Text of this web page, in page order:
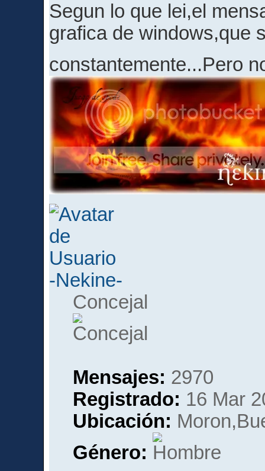
Segun lo que lei,el
grafica de windows,que
constantemente...Pero
-Nekine-
Concejal
Mensajes: 2970
Registrado: 16 Mar
Ubicación:
Género: